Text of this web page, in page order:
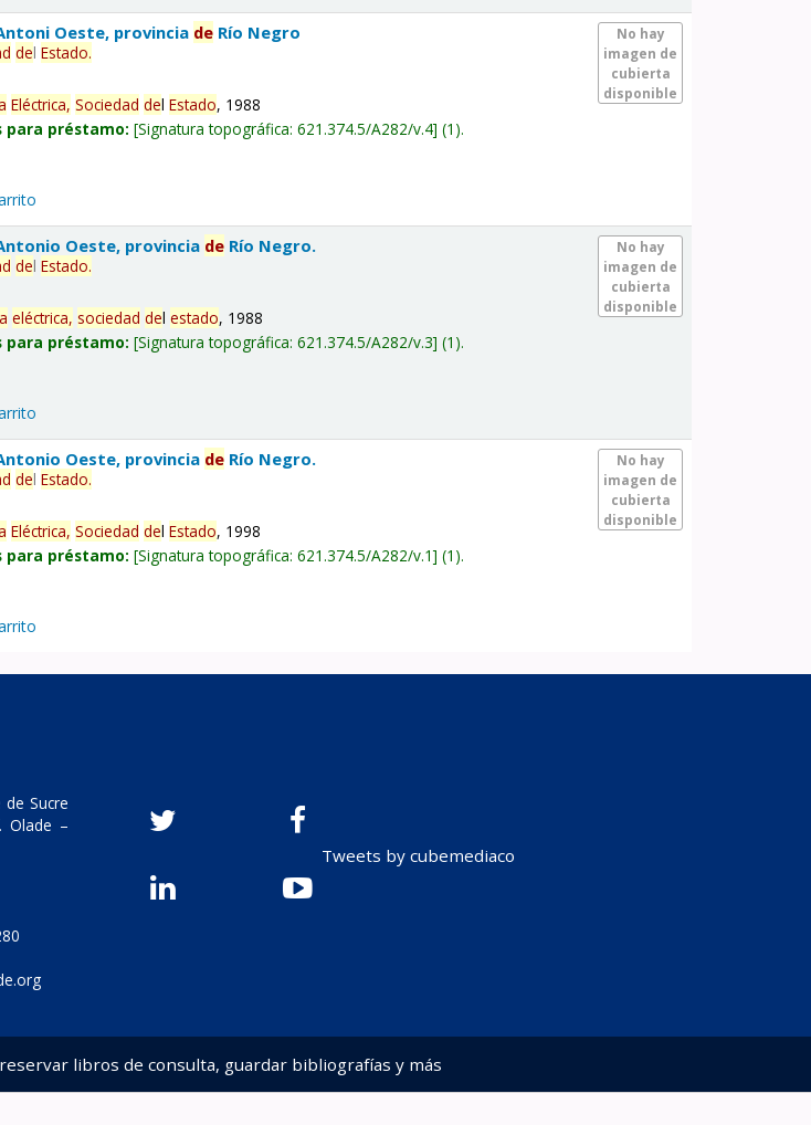
No hay
imagen de
cubierta
disponible
Oeste, provincia de Río Negro
delEstado.
Eléctrica, Sociedad delEstado, 1988
para préstamo: Signatura topográfica:621.374.5/A282/v.4 (1).
No hay
imagen de
cubierta
disponible
Oeste, provincia de Río Negro.
delEstado.
eléctrica, sociedad delestado, 1988
para préstamo: Signatura topográfica:621.374.5/A282/v.3 (1).
No hay
imagen de
cubierta
disponible
Oeste, provincia de Río Negro.
delEstado.
Eléctrica, Sociedad delEstado, 1998
para préstamo: Signatura topográfica:621.374.5/A282/v.1 (1).
Sucre
Olade –
Tweets by cubemediaco
libros de consulta, guardar bibliografías y más